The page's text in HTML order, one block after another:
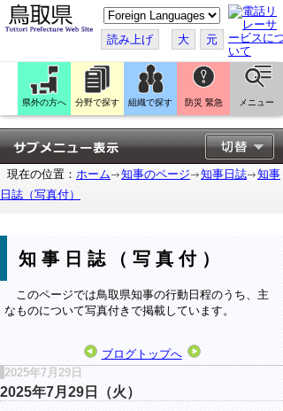
こ
の
ペ
ー
ジ
翻
訳
す
る
読み上げ 大 元
県外の方へ 分野で探す 組織で探す 防災 緊急 メニュー
現在の位置： ホーム 知事のページ 知事日誌
知事
日誌（写真付）
知事日誌（写真付）
このページでは鳥取県知事の行動日程のうち、主
なものについて写真付きで掲載しています。
ブログトップへ
2025年7月29日
2025年7月29日（火）